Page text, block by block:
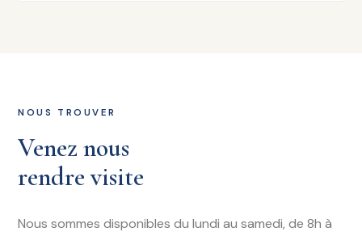
NOUS TROUVER
Venez nous
rendre visite
Nous sommes disponibles du lundi au samedi, de 8h à